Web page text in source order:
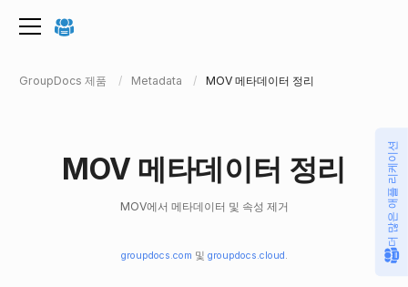
GroupDocs 제품 Metadata MOV 메타데이터 정리
MOV 메타데이터 정리
MOV에서 메타데이터 및 속성 제거
groupdocs.com 및 groupdocs.cloud .
더 많은 애플 리케이션